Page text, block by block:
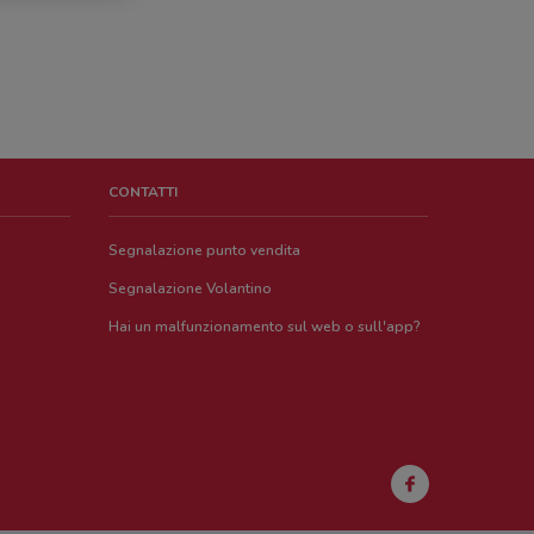
CONTATTI
Segnalazione punto vendita
Segnalazione Volantino
Hai un malfunzionamento sul web o sull'app?